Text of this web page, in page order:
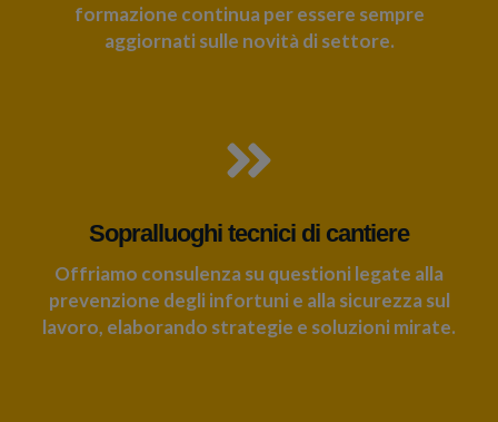
formazione continua per essere sempre
aggiornati sulle novità di settore.
Sopralluoghi tecnici di cantiere
Offriamo consulenza su questioni legate alla
prevenzione degli infortuni e alla sicurezza sul
lavoro, elaborando strategie e soluzioni mirate.